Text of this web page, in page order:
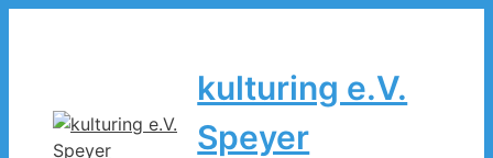
kulturing e.V.
Speyer